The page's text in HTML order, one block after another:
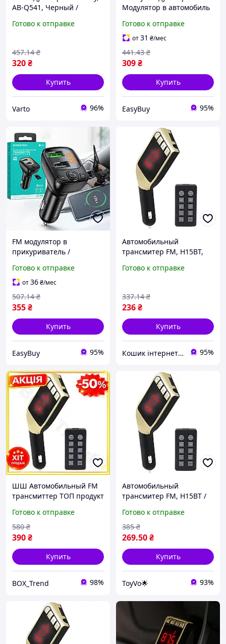
AB-Q541, Черный /
Модулятор в автомобиль
блютуз
Готово к отправке
320₴
457.14 ₴
Купить
Varto 96%
Модулятор в автомобиль
блютуз, AB-Q541, Черный
/ FM модулятор в машину
Готово к отправке
от31 ₴/мес
309₴
441.43 ₴
Купить
EasyBuy 95%
FM модулятор в
прикуриватель /
устройств, Bluetooth,
QC3.0, Borofone BC41,
Черный / FM-
трансмиттер в
Готово к отправке
от36₴/мес
355₴
507.14 ₴
Купить
EasyBuy 95%
Автомобильный
трансмитер FM, H15BT,
ФМ-модулятор с пультом /
Готово к отправке
236₴
337.14 ₴
Купить
Кошик інтернет магазин 95%
ШШ Автомобильный FM
трансмиттер ТОП продукт
музыки и звонков в
машине блютуз мод
POП11\1
Готово к отправке
390₴
580 ₴
Купить
BOX_Trend 98%
Автомобильный
трансмитер FM, H15BT /
модулятор с пультом / FM
модулятор
Готово к отправке
269.50₴
385 ₴
Купить
ToyVo🌟 93%